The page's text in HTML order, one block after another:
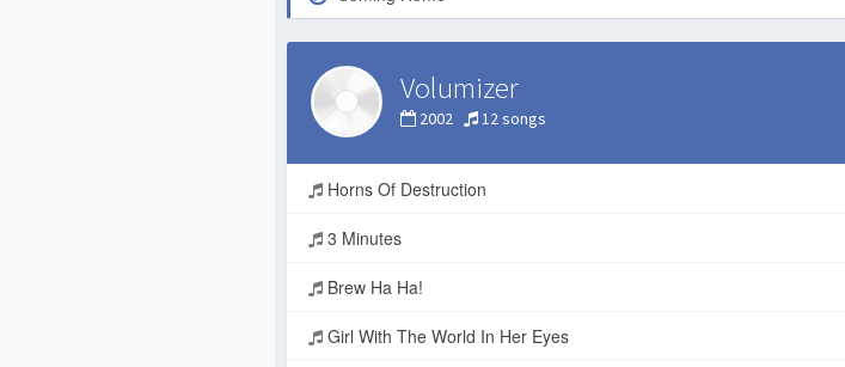
Volumizer
2002 12 songs
Horns Of Destruction
3 Minutes
Brew Ha Ha!
Girl With The World In Her Eyes